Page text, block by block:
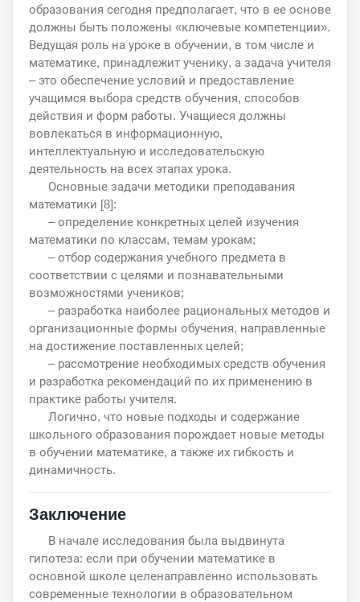
образования сегодня предполагает, что в ее основе
должны быть положены «ключевые компетенции».
Ведущая роль на уроке в обучении, в том числе и
математике, принадлежит ученику, а задача учителя
– это обеспечение условий и предоставление
учащимся выбора средств обучения, способов
действия и форм работы. Учащиеся должны
вовлекаться в информационную,
интеллектуальную и исследовательскую
деятельность на всех этапах урока.
Основные задачи методики преподавания
математики [8]:
– определение конкретных целей изучения
математики по классам, темам урокам;
– отбор содержания учебного предмета в
соответствии с целями и познавательными
возможностями учеников;
– разработка наиболее рациональных методов и
организационные формы обучения, направленные
на достижение поставленных целей;
– рассмотрение необходимых средств обучения
и разработка рекомендаций по их применению в
практике работы учителя.
Логично, что новые подходы и содержание
школьного образования порождает новые методы
в обучении математике, а также их гибкость и
динамичность.
Заключение
В начале исследования была выдвинута
гипотеза: если при обучении математике в
основной школе целенаправленно использовать
современные технологии в образовательном